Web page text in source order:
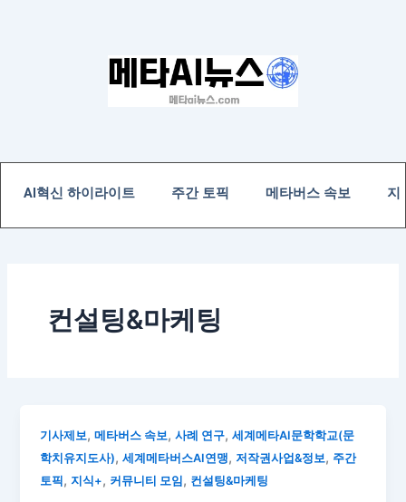
기
AI혁신 하이라이트
주간 토픽 메타버스 속보 지
컨설팅&마케팅
기사제보,메타버스 속보,사례 연구,세계메타AI문학학교(문
학치유지도사),세계메타버스AI연맹,저작권사업&정보, 주간
토픽 ,지식+, 커뮤니티 모임 , 컨설팅&마케팅